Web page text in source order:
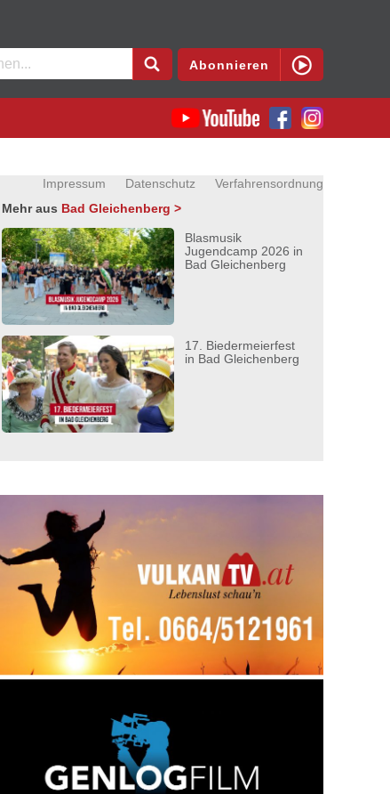
Abonnieren
Impressum Datenschutz
Verfahrensordnung
Mehr aus Bad Gleichenberg >
Blasmusik
Jugendcamp 2026 in
Bad Gleichenberg
17. Biedermeierfest
in Bad Gleichenberg